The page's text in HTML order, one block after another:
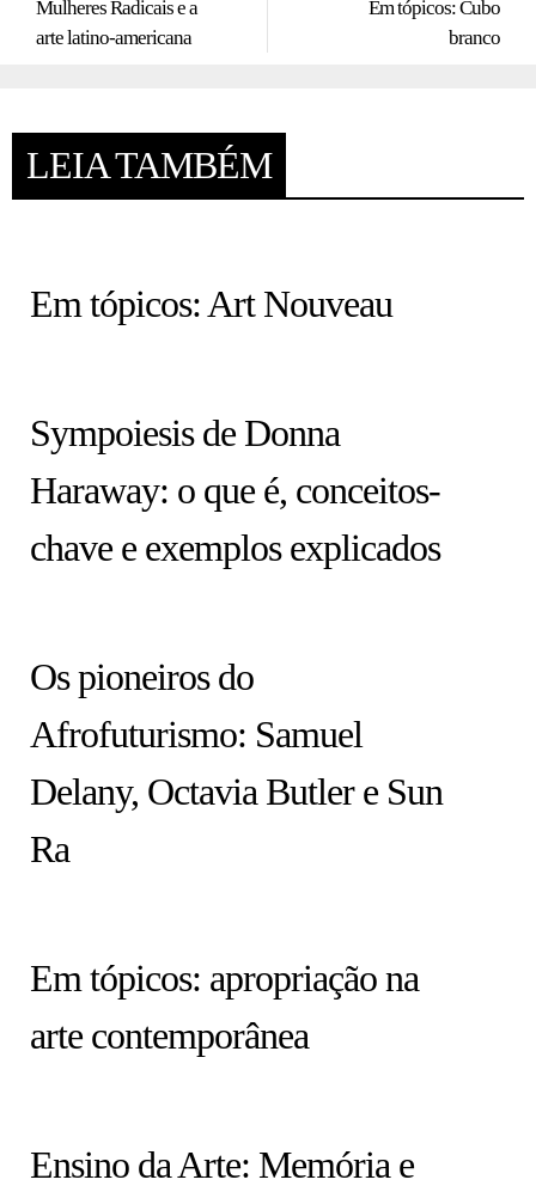
Mulheres Radicais e a
arte latino-americana
Em tópicos: Cubo
branco
LEIA TAMBÉM
Em tópicos: Art Nouveau
Sympoiesis de Donna
Haraway: o que é, conceitos-
chave e exemplos explicados
Os pioneiros do
Afrofuturismo: Samuel
Delany, Octavia Butler e Sun
Ra
Em tópicos: apropriação na
arte contemporânea
Ensino da Arte: Memória e